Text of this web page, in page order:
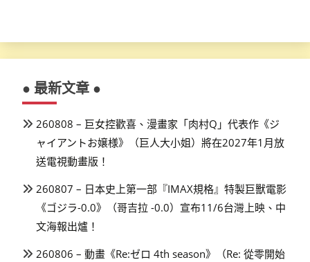
● 最新文章 ●
260808 – 巨女控歡喜、漫畫家「肉村Q」代表作《ジ
ャイアントお嬢様》（巨人大小姐）將在2027年1月放
送電視動畫版！
260807 – 日本史上第一部『IMAX規格』特製巨獸電影
《ゴジラ-0.0》（哥吉拉 -0.0）宣布11/6台灣上映、中
文海報出爐！
260806 – 動畫《Re:ゼロ 4th season》（Re: 從零開始